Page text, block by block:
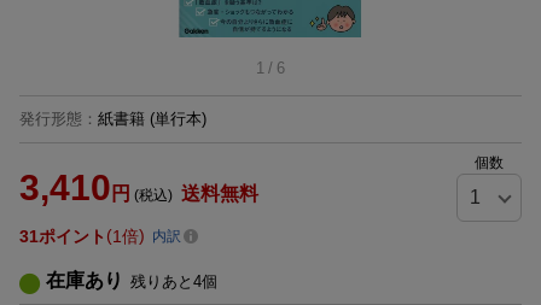
1 / 6
発行形態 ： 紙書籍 (単行本)
3,410 円 (税込) 送料無料
個数
31ポイント 1倍 内訳
在庫あり 残りあと 4個